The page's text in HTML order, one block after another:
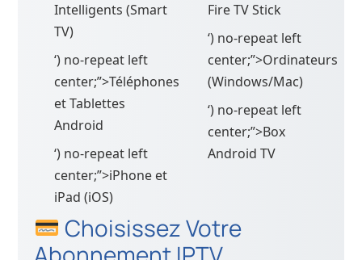
Intelligents (Smart
TV)
‘) no-repeat left
center;”>Téléphones
et Tablettes
Android
‘) no-repeat left
center;”>iPhone et
iPad (iOS)
Fire TV Stick
‘) no-repeat left
center;”>Ordinateurs
(Windows/Mac)
‘) no-repeat left
center;”>Box
Android TV
Choisissez Votre